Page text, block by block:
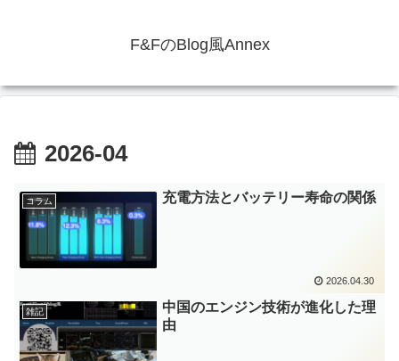
F&FのBlog風Annex
2026-04
コラム 充電方法とバッテリー寿命の関係
2026.04.30
雑記
中国のエンジン技術が進化した理
由